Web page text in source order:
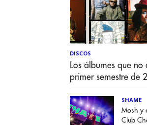
DISCOS
Los álbumes que
primer semestre de
SHAME
Mosh y
Club